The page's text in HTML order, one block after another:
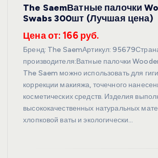
The SaemВатные палочки
Swabs 300шт (Лучшая цена)
Цена от: 166 руб.
Бренд: The SaemАртикул:
производителя:Ватные палочки
The Saem можно использовать для
коррекции макияжа, точечного
косметических средств. Изделия
высококачественных натуральных
хлопковой ваты и экологически…